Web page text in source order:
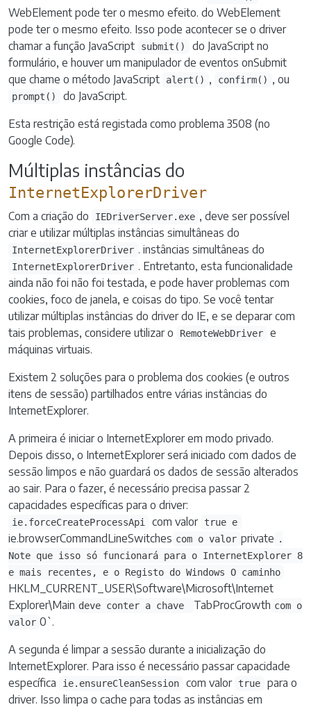
WebElement pode ter o mesmo efeito. do WebElement
pode ter o mesmo efeito. Isso pode acontecer se o driver
chamar a função JavaScript
submit()
do JavaScript no
formulário, e houver um manipulador de eventos onSubmit
que chame o método JavaScript
alert() , confirm() , ou
prompt()
do JavaScript.
Esta restrição está registada como problema 3508 (no
Google Code).
Múltiplas instâncias do
InternetExplorerDriver
Com a criação do IEDriverServer.exe , deve ser possível
criar e utilizar múltiplas instâncias simultâneas do
InternetExplorerDriver . instâncias simultâneas do
InternetExplorerDriver . Entretanto, esta funcionalidade
ainda não foi não foi testada, e pode haver problemas com
cookies, foco de janela, e coisas do tipo. Se você tentar
utilizar múltiplas instâncias do driver do IE, e se deparar com
tais problemas, considere utilizar o
RemoteWebDriver
e
máquinas virtuais.
Existem 2 soluções para o problema dos cookies (e outros
itens de sessão) partilhados entre várias instâncias do
InternetExplorer.
A primeira é iniciar o InternetExplorer em modo privado.
Depois disso, o InternetExplorer será iniciado com dados de
sessão limpos e não guardará os dados de sessão alterados
ao sair. Para o fazer, é necessário precisa passar 2
capacidades específicas para o driver:
ie.forceCreateProcessApi com valor true e
ie.browserCommandLineSwitches com o valor private .
Note que isso só funcionará para o InternetExplorer 8
e mais recentes, e o Registo do Windows O caminho
HKLM_CURRENT_USER\Software\Microsoft\Internet
Explorer\Main deve conter a chave TabProcGrowth com o
valor 0`.
A segunda é limpar a sessão durante a inicialização do
InternetExplorer. Para isso é necessário passar capacidade
específica
ie.ensureCleanSession com valor true
para o
driver. Isso limpa o cache para todas as instâncias em